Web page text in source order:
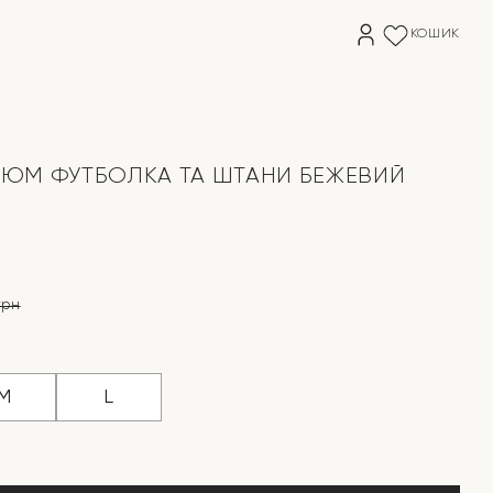
КОШИК
ФУТБОЛКА ТА ШТАНИ БЕЖЕВИЙ
M L